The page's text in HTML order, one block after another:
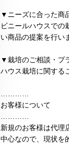
▼ニーズに合った商
ビニールハウスでの
い商品の提案を行い
▼栽培のご相談・プ
ハウス栽培に関する
お客様について
新規のお客様は代理
中心なので、現状を